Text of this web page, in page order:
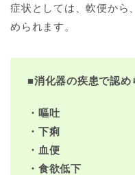
症状としては、軟便から
められます。
■消化器の疾患で認め
・嘔吐
・下痢
・血便
・食欲低下